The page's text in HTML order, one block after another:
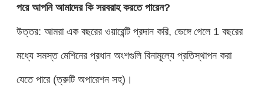
পরে আপনি আমাদের কি সরবরাহ করতে পারেন?
উত্তর: আমরা এক বছরের ওয়ারেন্টি প্রদান করি, ভেঙ্গে গেলে 1 বছরের
মধ্যে সমস্ত মেশিনের প্রধান অংশগুলি বিনামূল্যে প্রতিস্থাপন করা
যেতে পারে (ত্রুটি অপারেশন সহ)।